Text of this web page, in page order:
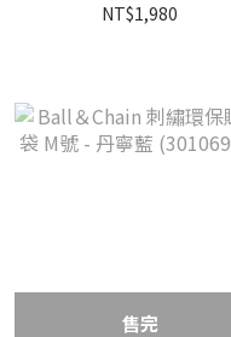
NT$1,980
售完